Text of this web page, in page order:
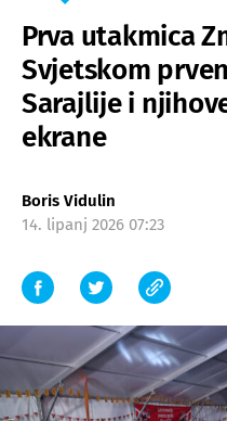
Prva utakmica
Svjetskom
Sarajlije i
ekrane
Boris Vidulin
14. lipanj 2026 07:23